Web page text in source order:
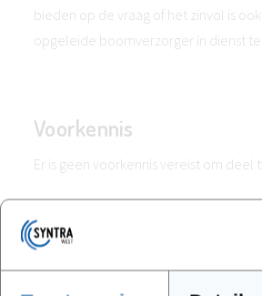
bieden op de vraag of het zinvol is
opgeleide boomverzorger in dienst
Voorkennis
Er is geen voorkennis vereist om deel
Methodologie